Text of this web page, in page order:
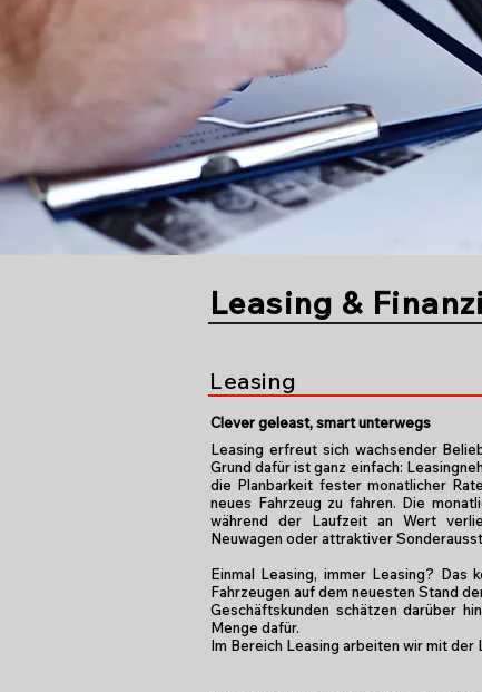
Leasing &
Leasing
Clever geleast, smart unterwegs
Leasing erfreut sich wachsender
Grund dafür ist ganz einfach:
die Planbarkeit fester monatlicher
neues Fahrzeug zu fahren. Die
während der Laufzeit an Wert
Neuwagen oder attraktiver
Einmal Leasing, immer Leasing? Das
Fahrzeugen auf dem neuesten Stand
Geschäftskunden schätzen darüber
Menge dafür.
Im Bereich Leasing arbeiten wir mit der